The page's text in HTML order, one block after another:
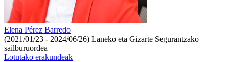
Elena Pérez Barredo
(2021/01/23 - 2024/06/26) Laneko eta Gizarte Segurantzako
sailburuordea
Lotutako erakundeak